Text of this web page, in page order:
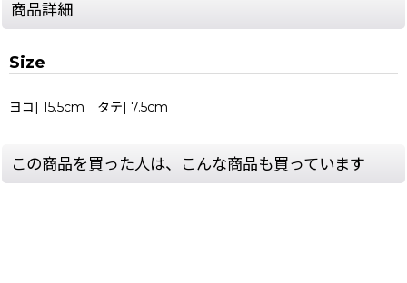
商品詳細
Size
ヨコ| 15.5cm タテ| 7.5cm
この商品を買った人は、こんな商品も買っています